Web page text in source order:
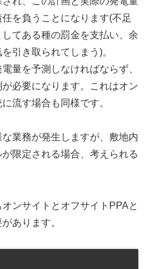
を負うことになります(不足
てある種の罰金を支払い、余
引き取られてしまう)。
量を予測しなければならず、
必要になります。これはオン
流す場合も同様です。
業務が発生しますが、敷地内
限定される場合、考えられる
ンサイトとオフサイトPPAと
あります。